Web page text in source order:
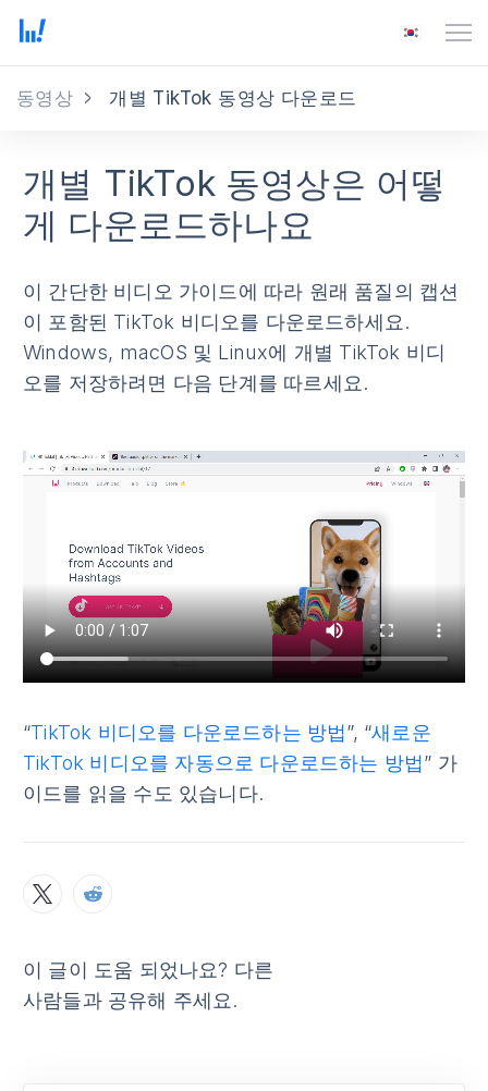
동영상 개별 TikTok 동영상 다운로드
개별 TikTok 동영상은 어떻
게 다운로드하나요
이 간단한 비디오 가이드에 따라 원래 품질의 캡션
이 포함된 TikTok 비디오를 다운로드하세요.
Windows, macOS 및 Linux에 개별 TikTok 비디
오를 저장하려면 다음 단계를 따르세요.
“TikTok 비디오를 다운로드하는 방법”, “새로운
TikTok 비디오를 자동으로 다운로드하는 방법” 가
이드를 읽을 수도 있습니다.
이 글이 도움 되었나요? 다른
사람들과 공유해 주세요.